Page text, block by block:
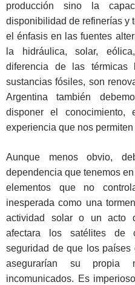
producción sino la
disponibilidad de refinerías y
el énfasis en las fuentes
la hidráulica, solar,
diferencia de las
sustancias fósiles, son
Argentina también
disponer el conocimiento,
experiencia que nos
Aunque menos obvio,
dependencia que tenemos
elementos que no
inesperada como una
actividad solar o un acto
afectara los satélites de
seguridad de que los países
asegurarían su propia
incomunicados. Es